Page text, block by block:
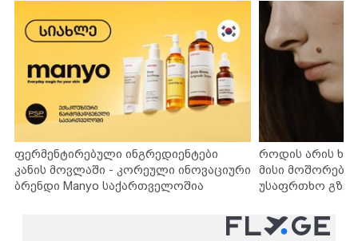
ფერმენტირებული ინგრედიენტები
კანის მოვლაში - კორეული ინოვაციური
ბრენდი Manyo საქართველოშია
როდის არის
მისი
უსაფრთხო